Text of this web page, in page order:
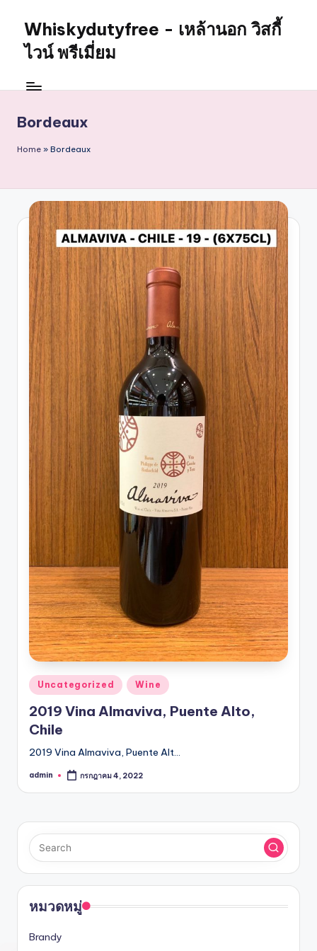
content
Whiskydutyfree - เหล้านอก วิสกี้
ไวน์ พรีเมี่ยม
สุรา
นอก
ไวน์
เมี่
ยม
alcoholdrinkstore
กา
รัน
ตี
ของ
เเท้
รับ
ประกัน
สินค้า
จัด
ส่ง
ถึง
หน้า
บ้าน
2024
Bordeaux
Home » Bordeaux
Posted
in
Uncategorized Wine
2019 Vina Almaviva, Puente Alto,
Chile
2019 Vina Almaviva, Puente Alt…
Posted
admin กรกฎาคม 4, 2022
หมวดหมู่
Brandy